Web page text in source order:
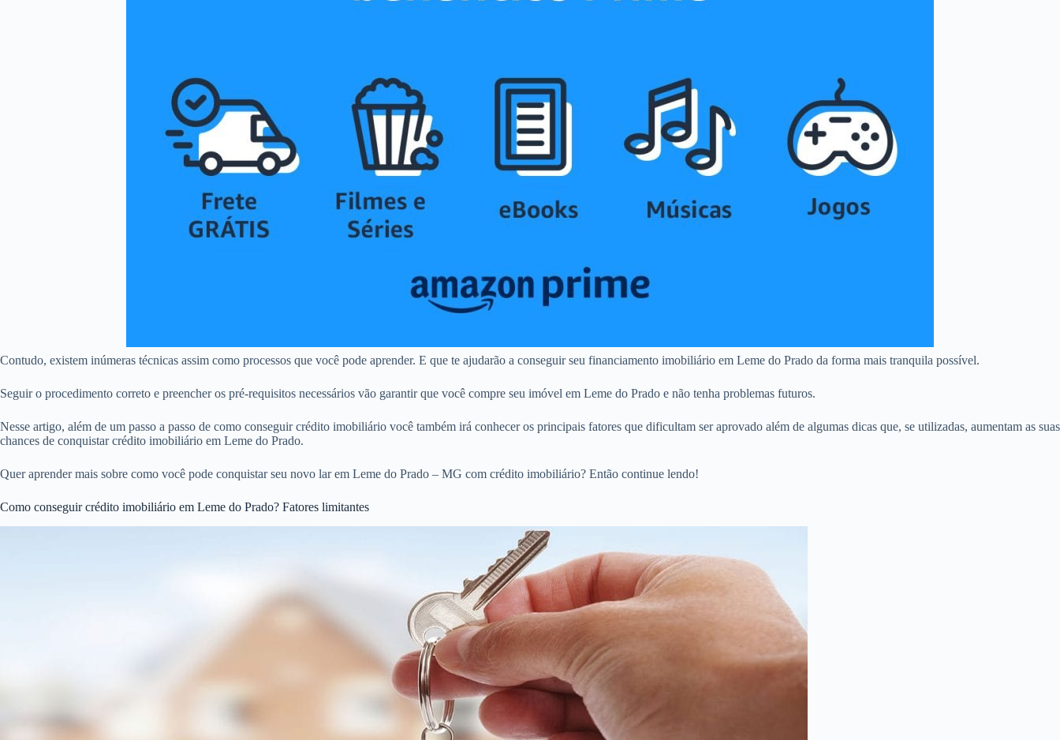
Contudo, existem inúmeras técnicas assim como processos que você pode aprender. E que te ajudarão a conseguir seu financiamento imobiliário em Leme do Prado da forma mais tranquila possível.
Seguir o procedimento correto e preencher os pré-requisitos necessários vão garantir que você compre seu imóvel em Leme do Prado e não tenha problemas futuros.
Nesse artigo, além de um passo a passo de como conseguir crédito imobiliário você também irá conhecer os principais fatores que dificultam ser aprovado além de algumas dicas que, se utilizadas, aumentam as suas
chances de conquistar crédito imobiliário em Leme do Prado.
Quer aprender mais sobre como você pode conquistar seu novo lar em Leme do Prado – MG com crédito imobiliário? Então continue lendo!
Como conseguir crédito imobiliário em Leme do Prado? Fatores limitantes